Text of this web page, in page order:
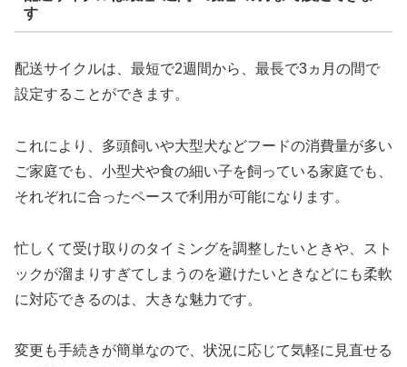
す
配送サイクルは、最短で2週間から、最長で3ヵ月の間で
設定することができます。
これにより、多頭飼いや大型犬などフードの消費量が多い
ご家庭でも、小型犬や食の細い子を飼っている家庭でも、
それぞれに合ったペースで利用が可能になります。
忙しくて受け取りのタイミングを調整したいときや、スト
ックが溜まりすぎてしまうのを避けたいときなどにも柔軟
に対応できるのは、大きな魅力です。
変更も手続きが簡単なので、状況に応じて気軽に見直せる